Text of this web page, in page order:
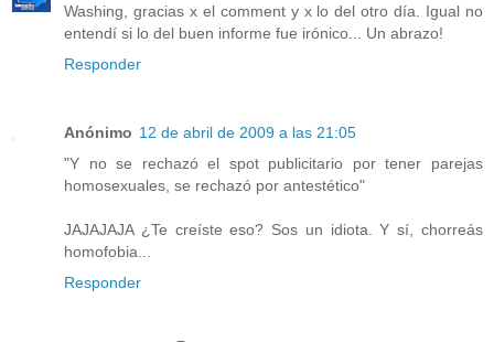
Washing, gracias x el comment y x lo del otro día. Igual no
entendí si lo del buen informe fue irónico... Un abrazo!
Responder
Anónimo 12 de abril de 2009 a las 21:05
"Y no se rechazó el spot publicitario por tener parejas
homosexuales, se rechazó por antestético"
JAJAJAJA ¿Te creíste eso? Sos un idiota. Y sí, chorreás
homofobia...
Responder